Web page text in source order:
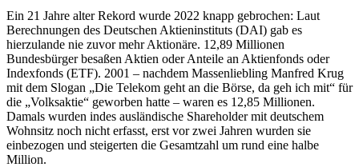
Ein 21 Jahre alter Rekord wurde 2022 knapp gebrochen: Laut
Berechnungen des Deutschen Aktieninstituts (DAI) gab es
hierzulande nie zuvor mehr Aktionäre. 12,89 Millionen
Bundesbürger besaßen Aktien oder Anteile an Aktienfonds oder
Indexfonds (ETF). 2001 – nachdem Massenliebling Manfred Krug
mit dem Slogan „Die Telekom geht an die Börse, da geh ich mit“ für
die „Volksaktie“ geworben hatte – waren es 12,85 Millionen.
Damals wurden indes ausländische Shareholder mit deutschem
Wohnsitz noch nicht erfasst, erst vor zwei Jahren wurden sie
einbezogen und steigerten die Gesamtzahl um rund eine halbe
Million.